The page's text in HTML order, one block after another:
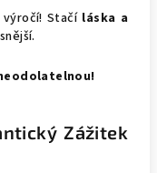
výročí! Stačí láska a
Zážitek